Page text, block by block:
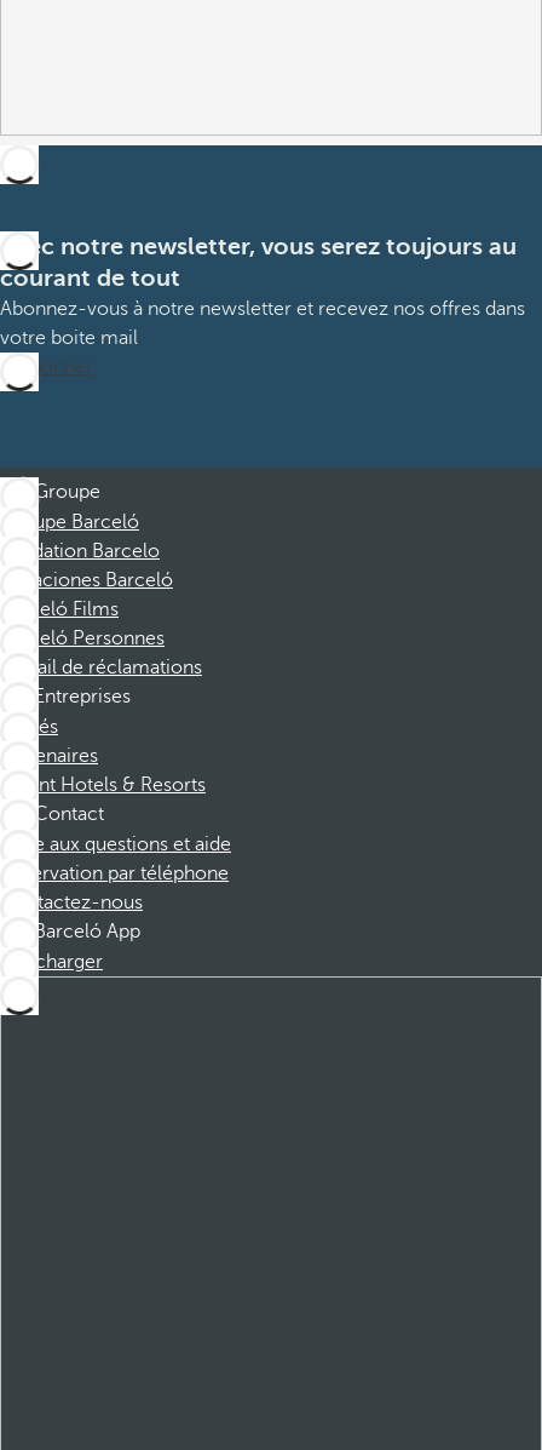
Avec notre newsletter, vous serez toujours au
courant de tout
Abonnez-vous à notre newsletter et recevez nos offres dans
votre boite mail
M’abonner
Groupe
Groupe Barceló
Fondation Barcelo
Vacaciones Barceló
Barceló Films
Barceló Personnes
Portail de réclamations
Entreprises
Affiliés
Partenaires
Dorint Hotels & Resorts
Contact
Foire aux questions et aide
Réservation par téléphone
Contactez-nous
Barceló App
Télécharger